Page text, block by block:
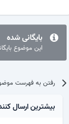
بایگانی شده
این موضوع
رفتن به فهرست
بیشترین ارسال